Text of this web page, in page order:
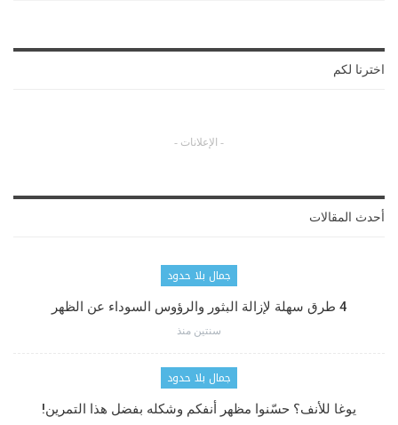
اخترنا لكم
- الإعلانات -
أحدث المقالات
جمال بلا حدود
4 طرق سهلة لإزالة البثور والرؤوس السوداء عن الظهر
سنتين منذ
جمال بلا حدود
يوغا للأنف؟ حسّنوا مظهر أنفكم وشكله بفضل هذا التمرين!